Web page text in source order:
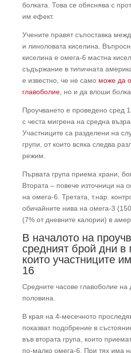
болката. Това се обяснява с
им ефект.
Учените правят съпоставка
и линоловата киселина.
киселина е омега-6 мастна
съдържание в типичната
е известно, че не само може да
главоболие, но и да влоши
Проучването е проведено сред
с честа мигрена на средна
Участниците са разделени на
групи, от които всяка следва
режим.
Първата група приема храни,
Втората – повече източници на
на омега-6. Третата, т.нар.
обичайните нива на омега-3
(7% от дневните калории) в
В началото на
средният брой дни в
които участниците
16
Средните часове главоболие на
половина.
В края на 4-месечното
показват подобрение в
във втората група, които
по-малко омега-6. При тях има